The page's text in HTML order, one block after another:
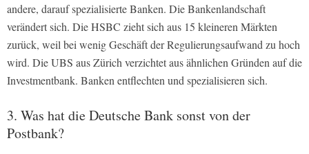
andere, darauf spezialisierte Banken. Die Bankenlandschaft
verändert sich. Die HSBC zieht sich aus 15 kleineren Märkten
zurück, weil bei wenig Geschäft der Regulierungsaufwand zu hoch
wird. Die UBS aus Zürich verzichtet aus ähnlichen Gründen auf die
Investmentbank. Banken entflechten und spezialisieren sich.
3. Was hat die Deutsche Bank sonst von der
Postbank?